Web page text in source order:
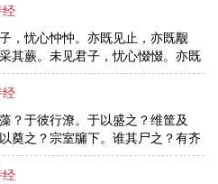
，忧心忡忡。亦既见止，亦既觏
其蕨。未见君子，忧心惙惙。亦既
彼南山，言采其薇。未见君子，我
......
？于彼行潦。于以盛之？维筐及
奠之？宗室牖下。谁其尸之？有齐